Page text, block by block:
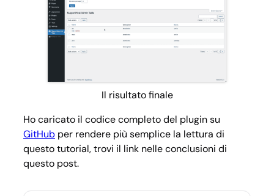
Il risultato finale
Ho caricato il codice completo del plugin su
GitHub per rendere più semplice la lettura di
questo tutorial, trovi il link nelle conclusioni di
questo post.